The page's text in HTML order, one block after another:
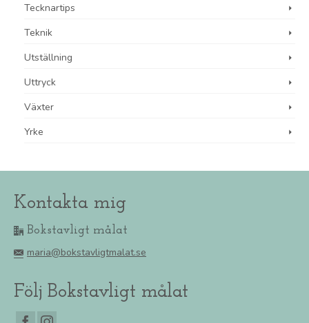
Tecknartips
Teknik
Utställning
Uttryck
Växter
Yrke
Kontakta mig
Bokstavligt målat
maria@bokstavligtmalat.se
Följ Bokstavligt målat